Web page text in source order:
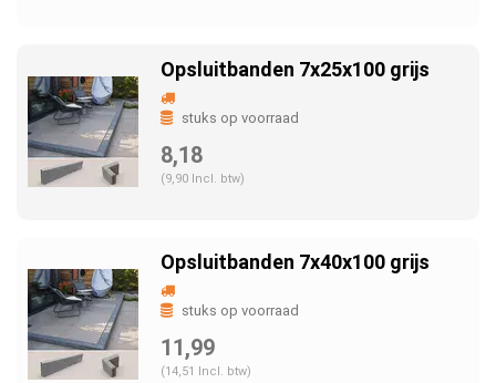
Opsluitbanden 7x25x100 grijs
stuks op voorraad
8,18
(9,90 Incl. btw)
Opsluitbanden 7x40x100 grijs
stuks op voorraad
11,99
(14,51 Incl. btw)